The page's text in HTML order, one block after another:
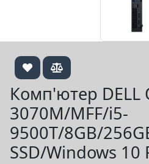
Комп'ютер DELL
3070M/MFF/i5-
9500T/8GB/
SSD/Windows 10